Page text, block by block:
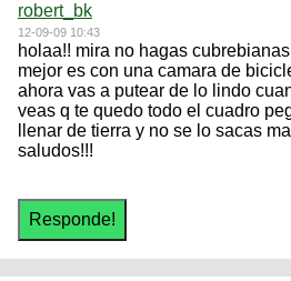
robert_bk
12-09-09 10:43
holaa!! mira no hagas
mejor es con una camara de
ahora vas a putear de lo lindo
veas q te quedo todo el cuadro
llenar de tierra y no se lo sacas
saludos!!!